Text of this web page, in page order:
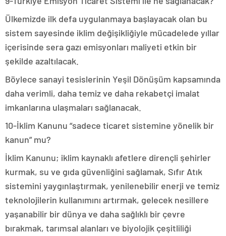
Ülkemizde ilk defa uygulanmaya başlayacak olan bu
sistem sayesinde iklim değişikliğiyle mücadelede yıllar
içerisinde sera gazı emisyonları maliyeti etkin bir
şekilde azaltılacak.
Böylece sanayi tesislerinin Yeşil Dönüşüm kapsamında
daha verimli, daha temiz ve daha rekabetçi imalat
imkanlarına ulaşmaları sağlanacak.
10-İklim Kanunu “sadece ticaret sistemine yönelik bir
kanun” mu?
İklim Kanunu; iklim kaynaklı afetlere dirençli şehirler
kurmak, su ve gıda güvenliğini sağlamak, Sıfır Atık
sistemini yaygınlaştırmak, yenilenebilir enerji ve temiz
teknolojilerin kullanımını artırmak, gelecek nesillere
yaşanabilir bir dünya ve daha sağlıklı bir çevre
bırakmak, tarımsal alanları ve biyolojik çeşitliliği